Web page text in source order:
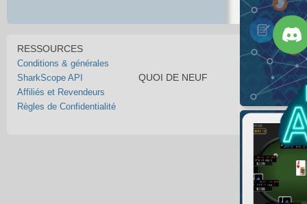
RESSOURCES
Conditions & générales
SharkScope API
Affiliés et Revendeurs
Règles de Confidentialité
QUOI DE NEUF